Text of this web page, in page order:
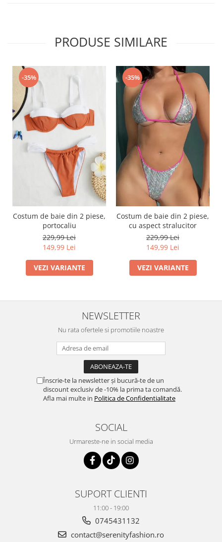
PRODUSE SIMILARE
-35%
Costum de baie din 2 piese,
portocaliu
229,99 Lei
149,99 Lei
VEZI VARIANTE
-35%
Costum de baie din 2 piese,
cu aspect stralucitor
229,99 Lei
149,99 Lei
VEZI VARIANTE
NEWSLETTER
Nu rata ofertele si promotiile noastre
Înscrie-te la newsletter și bucură-te de un
discount exclusiv de -10% la prima ta comandă.
Afla mai multe in Politica de Confidentialitate
SOCIAL
Urmareste-ne in social media
SUPORT CLIENTI
11:00 - 19:00
0745431132
contact@serenityfashion.ro